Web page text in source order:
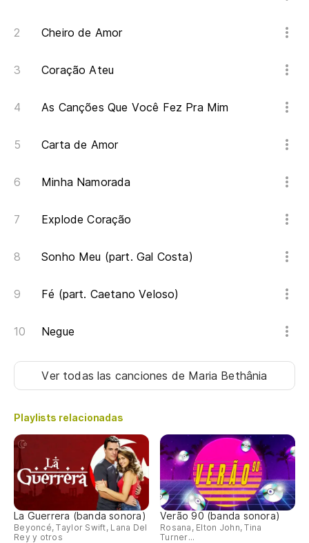
Cheiro de Amor
Coração Ateu
As Canções Que Você Fez Pra Mim
Carta de Amor
Minha Namorada
Explode Coração
Sonho Meu (part. Gal Costa)
Fé (part. Caetano Veloso)
Negue
Ver todas las canciones de Maria Bethânia
Playlists relacionadas
La Guerrera (banda sonora)
Beyoncé, Taylor Swift, Lana Del
Rey y otros
Verão 90 (banda sonora)
Rosana, Elton John, Tina
Turner...